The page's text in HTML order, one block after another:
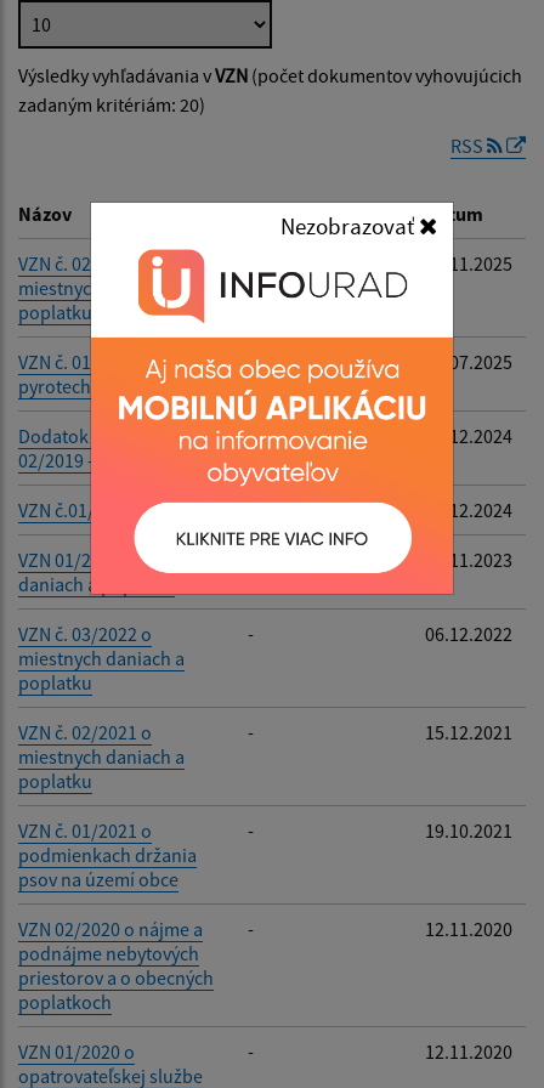
Nezobrazovať
Popis:
Dátum zverejnenia od:
Platnosť od:
Platnosť do:
Výsledky vyhľadávania vVZN (počet dokumentov vyhovujúcich
zadaným kritériám: 20)
RSS
Názov Popis Dátum
VZN č. 02/2025 o
miestnych daniach a
poplatku
19.11.2025
VZN č. 01/2025
pyrotechnika
- 04.07.2025
Dodatok č. 1 k VZN č.
02/2019 - zber textilu
- 16.12.2024
VZN č.01/2024 dane 2025 - 16.12.2024
VZN 01/2023 o miestnych
daniach a poplatku
27.11.2023
VZN č. 03/2022 o
miestnych daniach a
poplatku
- 06.12.2022
VZN č. 02/2021 o
miestnych daniach a
poplatku
- 15.12.2021
VZN č. 01/2021 o
podmienkach držania
psov na území obce
- 19.10.2021
VZN 02/2020 o nájme a
podnájme nebytových
priestorov a o obecných
poplatkoch
- 12.11.2020
VZN 01/2020 o
opatrovateľskej službe
- 12.11.2020